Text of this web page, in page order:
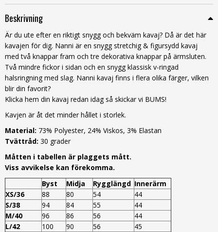
Beskrivning
Är du ute efter en riktigt snygg och bekväm kavaj? Då är det här
kavajen för dig. Nanni är en snygg stretchig & figursydd kavaj
med två knappar fram och tre dekorativa knappar på ärmsluten.
Två mindre fickor i sidan och en snygg klassisk v-ringad
halsringning med slag. Nanni kavaj finns i flera olika färger, vilken
blir din favorit?
Klicka hem din kavaj redan idag så skickar vi BUMS!
Kavjen är åt det minder hållet i storlek.
Material: 73% Polyester, 24% Viskos, 3% Elastan
Tvättråd: 30 grader
Måtten i tabellen är plaggets mått.
Viss avvikelse kan förekomma.
Byst
Midja Rygglängd Innerärm
XS/36
88 80 54
44
S/38
94 84 55
44
M/40
96 86 56
44
L/42
100 90 56
45